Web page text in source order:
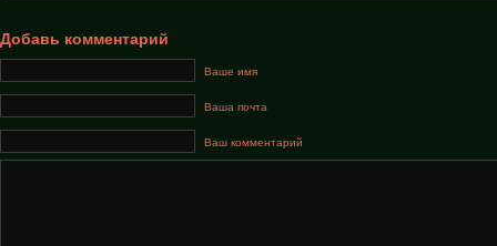
Добавь комментарий
Ваше имя
Ваша почта
Ваш комментарий